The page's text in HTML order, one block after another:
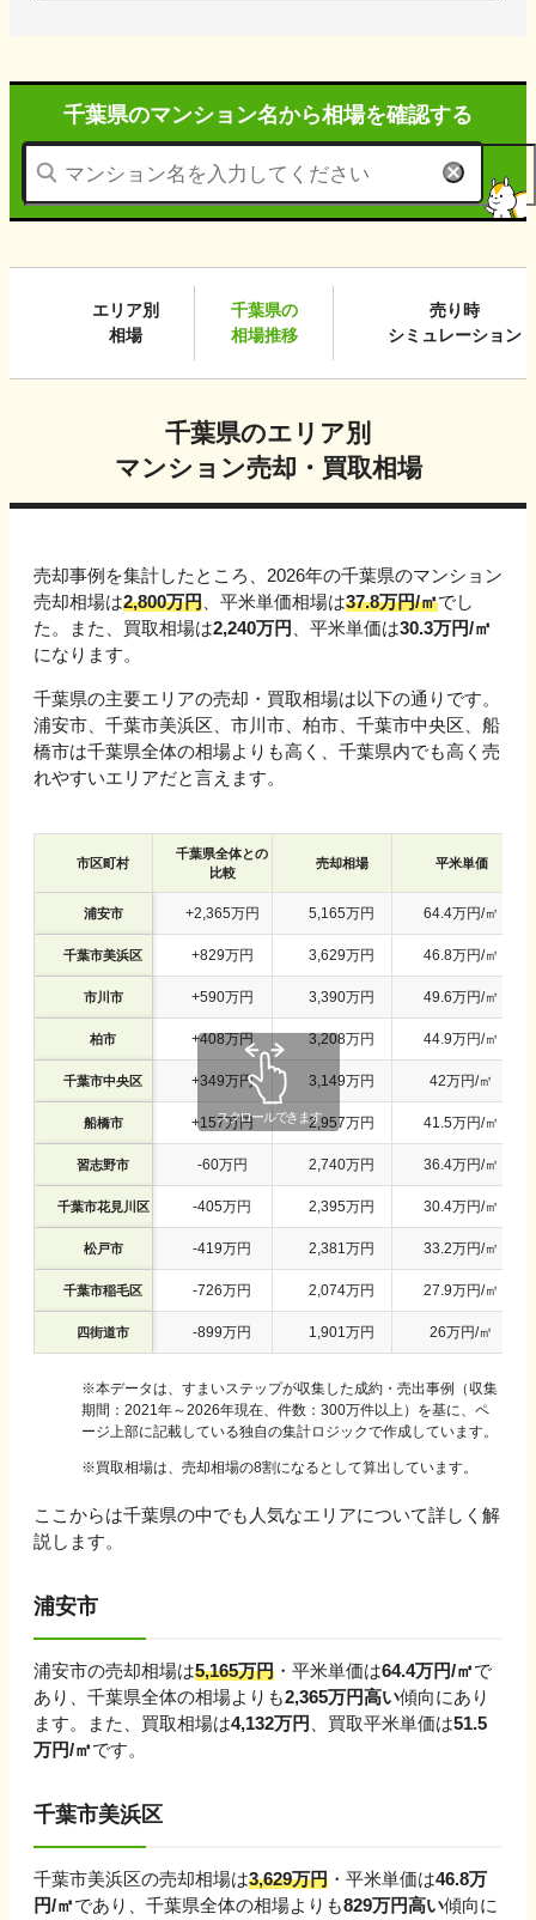
千葉県のマンション名から相場を確認する
エリア別
相場
千葉県の
相場推移
売り時
シミュレーション
千葉県のエリア別
マンション売却・買取相場
売却事例を集計したところ、 2026年の千葉県のマンション
売却相場は2,800万円、平米単価相場は37.8万円/㎡でし
た。また、買取相場は2,240万円 、平米単価は30.3万円/㎡
になります。
千葉県の主要エリアの売却・買取相場は以下の通りです。
浦安市、千葉市美浜区、市川市、柏市、千葉市中央区、船
橋市は千葉県全体の相場よりも高く、 千葉県内でも高く売
れやすいエリアだと言えます。
市区町村
千葉県全体との
比較
売却相場 平米単価
浦安市 +2,365万円 5,165万円 64.4万円/㎡
千葉市美浜区 +829万円 3,629万円 46.8万円/㎡
市川市 +590万円 3,390万円 49.6万円/㎡
柏市 +408万円 3,208万円 44.9万円/㎡
千葉市中央区 +349万円 3,149万円 42万円/㎡
船橋市 +157万円 2,957万円 41.5万円/㎡
習志野市 -60万円 2,740万円 36.4万円/㎡
千葉市花見川区 -405万円 2,395万円 30.4万円/㎡
松戸市 -419万円 2,381万円 33.2万円/㎡
千葉市稲毛区 -726万円 2,074万円 27.9万円/㎡
四街道市 -899万円 1,901万円 26万円/㎡
※本データは、すまいステップが収集した成約・売出事例（収集
期間：2021年～2026年現在、件数：300万件以上）を基に、ペ
ージ上部に記載している独自の集計ロジックで作成しています。
※買取相場は、売却相場の8割になるとして算出しています。
ここからは千葉県の中でも人気なエリアについて詳しく解
説します。
浦安市
浦安市の売却相場は5,165万円 ・平米単価は64.4万円/㎡で
あり、 千葉県全体の相場よりも2,365万円高い傾向にあり
ます。
また、買取相場は4,132万円 、買取平米単価は51.5
万円/㎡です。
千葉市美浜区
千葉市美浜区の売却相場は3,629万円 ・平米単価は46.8万
円/㎡であり、 千葉県全体の相場よりも829万円高い傾向に